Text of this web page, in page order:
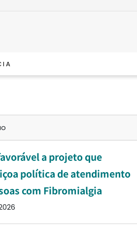
a projeto que
política de atendimento
com Fibromialgia